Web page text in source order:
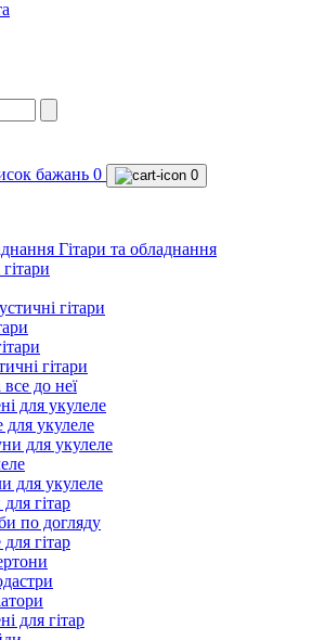
0 0
Гітари та обладнання
гітари
гітари
до неї
для укулеле
для укулеле
для укулеле
для укулеле
гітар
по догляду
гітар
для гітар